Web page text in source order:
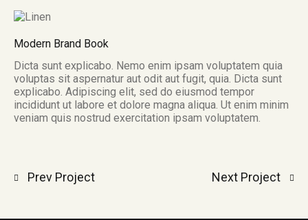
Modern Brand Book
Dicta sunt explicabo. Nemo enim ipsam voluptatem quia
voluptas sit aspernatur aut odit aut fugit, quia. Dicta sunt
explicabo. Adipiscing elit, sed do eiusmod tempor
incididunt ut labore et dolore magna aliqua. Ut enim minim
veniam quis nostrud exercitation ipsam voluptatem.
Prev Project Next Project